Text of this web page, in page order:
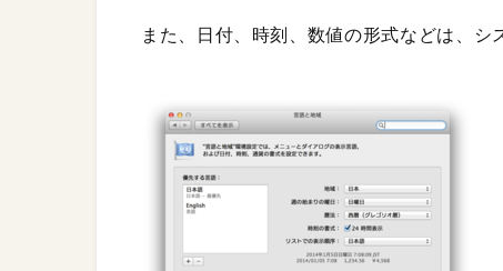
また、日付、時刻、数値の形式などは、シ